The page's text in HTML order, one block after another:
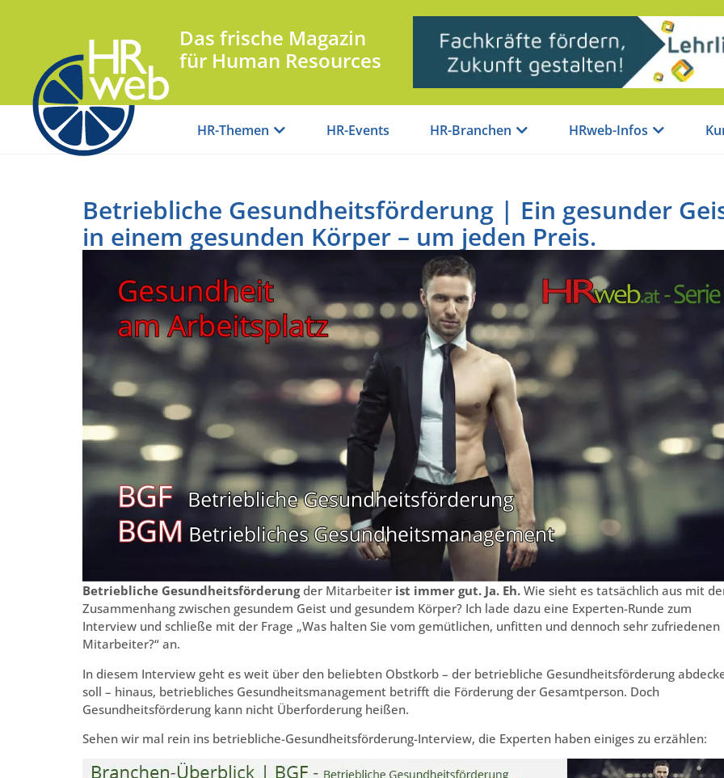
Das frische Magazin
für Human Resources
HR-Themen HR-Events HR-Branchen HRweb-Infos
Betriebliche Gesundheitsförderung | Ein gesunder
in einem gesunden Körper – um jeden Preis.
Betriebliche Gesundheitsförderungder Mitarbeiter ist immer gut. Ja. Eh. Wie sieht es tatsächlich aus mit
Zusammenhang zwischen gesundem Geist und gesundem Körper? Ich lade dazu eine Experten-Runde zum
Interview und schließe mit der Frage „Was halten Sie vom gemütlichen, unfitten und dennoch sehr zufriedenen
Mitarbeiter?“ an.
In diesem Interview geht es weit über den beliebten Obstkorb – der betriebliche Gesundheitsförderung
soll – hinaus, betriebliches Gesundheitsmanagement betrifft die Förderung der Gesamtperson. Doch
Gesundheitsförderung kann nicht Überforderung heißen.
Sehen wir mal rein ins betriebliche-Gesundheitsförderung-Interview, die Experten haben einiges zu erzählen: